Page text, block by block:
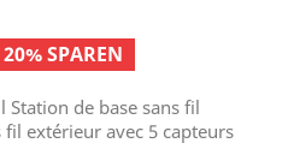
20% SPAREN
Station de base sans fil
extérieur avec 5 capteurs